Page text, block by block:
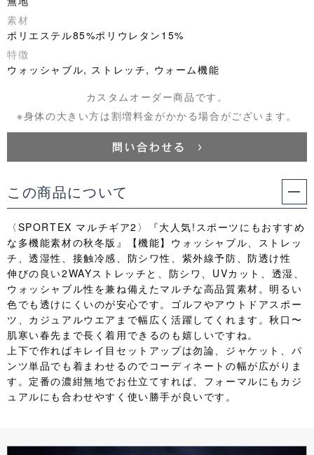
素材
ポリエステル85%ポリウレタン15%
特徴
ウォッシャブル, ストレッチ, ウォーム機能
カスタムオーダー商品です。
※身体の大きい方は割増料金がかかる場合がございます。
この商品について
〈SPORTEX マルチギア2〉『大人気!スポーツにもおすすめ
な多機能素材の秋冬版』【機能】ウォッシャブル、ストレッ
チ、透湿性、接触冷感、防シワ性、紫外線予防、防透け性
伸びの良い2WAYストレッチと、防シワ、UVカット、透湿、
ウォッシャブル性を兼ね備えたマルチな高品質素材。明るい
色でも透けにくいのが安心です。ゴルフやアウトドアスポー
ツ、カジュアルウエアまで幅広く活躍してくれます。秋口〜
肌寒い春先まで長く着用できるのも嬉しいですね。
上下で作ればキレイ目セットアップは勿論、ジャケット、パ
ンツ単品でも着まわせるのでコーディネートの幅が広がりま
す。定番の濃紺無地でお仕立てすれば、フォーマルにもカジ
ュアルにも合わせやすく使い勝手が良いです。